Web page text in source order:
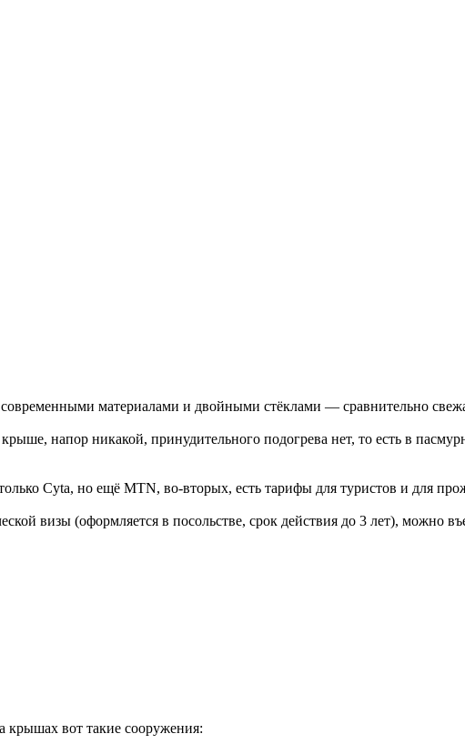
материалами и двойными стёклами — сравнительно
напор никакой, принудительного подогрева нет, то есть в
Cyta, но ещё MTN, во-вторых, есть тарифы для туристов и для
визы (оформляется в посольстве, срок действия до 3 лет), можно
крышах вот такие сооружения: